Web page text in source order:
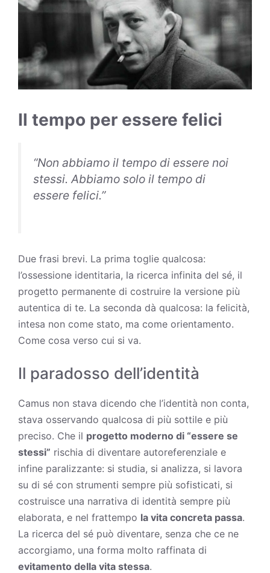
Il tempo per essere felici
“Non abbiamo il tempo di essere noi
stessi. Abbiamo solo il tempo di
essere felici.”
Due frasi brevi. La prima toglie qualcosa:
l’ossessione identitaria, la ricerca infinita del sé, il
progetto permanente di costruire la versione più
autentica di te. La seconda dà qualcosa: la felicità,
intesa non come stato, ma come orientamento.
Come cosa verso cui si va.
Il paradosso dell’identità
Camus non stava dicendo che l’identità non conta,
stava osservando qualcosa di più sottile e più
preciso. Che il progetto moderno di “essere se
stessi” rischia di diventare autoreferenziale e
infine paralizzante: si studia, si analizza, si lavora
su di sé con strumenti sempre più sofisticati, si
costruisce una narrativa di identità sempre più
elaborata, e nel frattempo la vita concreta passa.
La ricerca del sé può diventare, senza che ce ne
accorgiamo, una forma molto raffinata di
evitamento della vita stessa.